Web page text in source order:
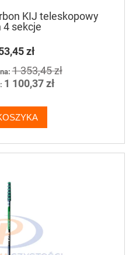
KIJ teleskopowy
4 sekcje
zł
1 353,45 zł
1 100,37 zł